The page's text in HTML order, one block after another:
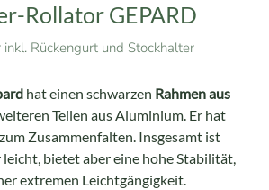
Rollator GEPARD
Rückengurt und Stockhalter
hat einen schwarzen Rahmen aus
Teilen aus Aluminium. Er hat
Zusammenfalten. Insgesamt ist
bietet aber eine hohe Stabilität,
extremen Leichtgängigkeit.